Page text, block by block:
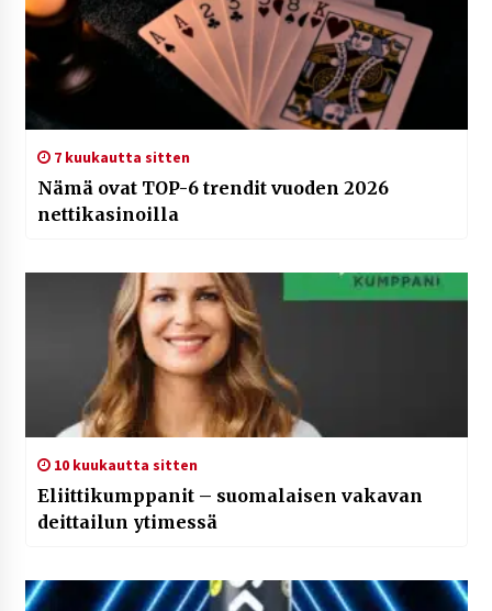
7 kuukautta sitten
Nämä ovat TOP-6 trendit vuoden 2026
nettikasinoilla
10 kuukautta sitten
Eliittikumppanit – suomalaisen vakavan
deittailun ytimessä